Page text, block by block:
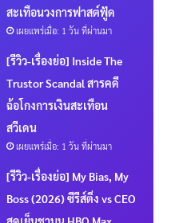
สะเทือนวงการฟาสต์ฟู้ด
เผยแพร่เมื่อ: 1 วัน ที่ผ่านมา
[รีวิว-เรื่องย่อ] Inside The
Trustor Scandal สารคดี
ฉ้อโกงการเงินสะเทือน
สวีเดน
เผยแพร่เมื่อ: 1 วัน ที่ผ่านมา
[รีวิว-เรื่องย่อ] My Bias, My
Boss (2026) ซีรีส์ติ่ง vs CEO